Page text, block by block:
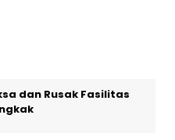
dan Rusak Fasilitas